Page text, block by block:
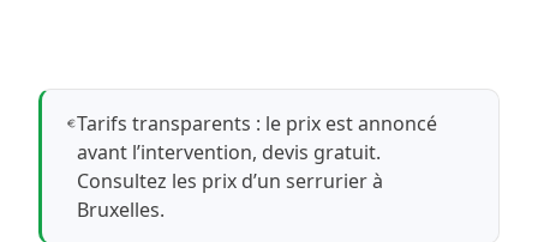
Tarifs transparents : le prix est annoncé
avant l’intervention, devis gratuit.
Consultez les prix d’un serrurier à
Bruxelles.